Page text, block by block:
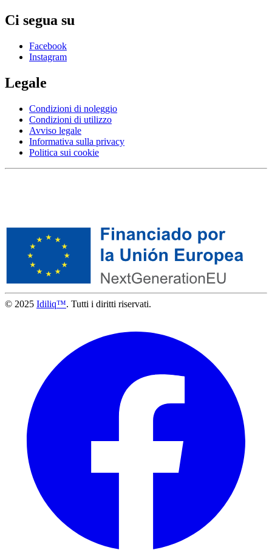
Ci segua su
Facebook
Instagram
Legale
Condizioni di noleggio
Condizioni di utilizzo
Avviso legale
Informativa sulla privacy
Politica sui cookie
© 2025 Idiliq™. Tutti i diritti riservati.